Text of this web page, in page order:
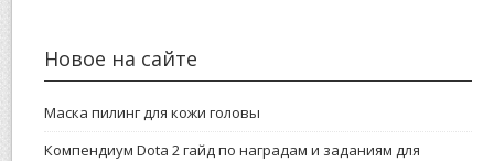
Новое на сайте
Маска пилинг для кожи головы
Компендиум Dota 2 гайд по наградам и заданиям для